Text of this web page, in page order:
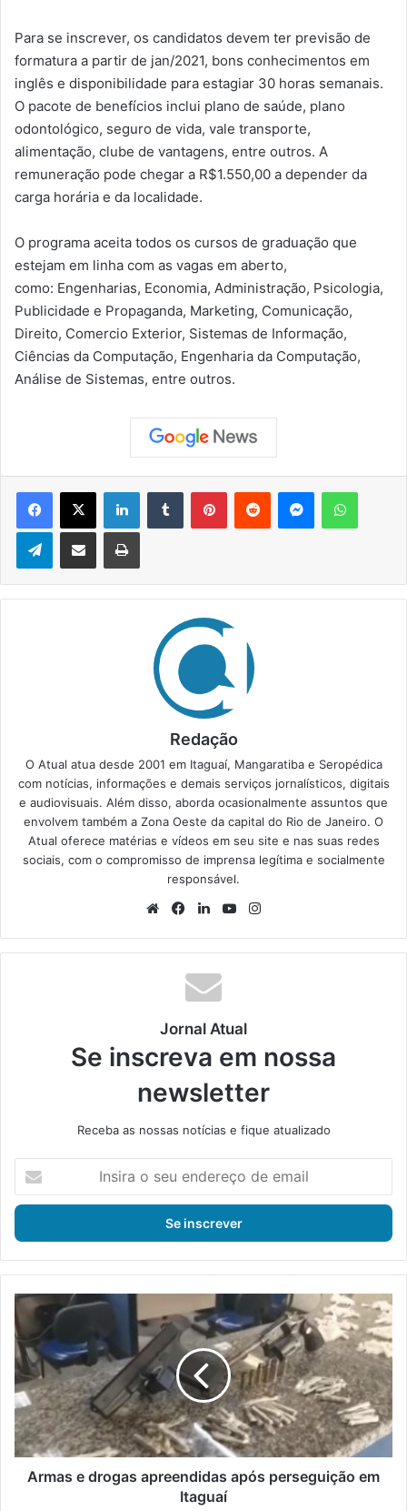
Para se inscrever, os candidatos devem ter previsão de
formatura a partir de jan/2021, bons conhecimentos em
inglês e disponibilidade para estagiar 30 horas semanais.
O pacote de benefícios inclui plano de saúde, plano
odontológico, seguro de vida, vale transporte,
alimentação, clube de vantagens, entre outros. A
remuneração pode chegar a R$1.550,00 a depender da
carga horária e da localidade.
O programa aceita todos os cursos de graduação que
estejam em linha com as vagas em aberto,
como: Engenharias, Economia, Administração, Psicologia,
Publicidade e Propaganda, Marketing, Comunicação,
Direito, Comercio Exterior, Sistemas de Informação,
Ciências da Computação, Engenharia da Computação,
Análise de Sistemas, entre outros.
Telegram
Redação
O Atual atua desde 2001 em Itaguaí, Mangaratiba e Seropédica
com notícias, informações e demais serviços jornalísticos, digitais
e audiovisuais. Além disso, aborda ocasionalmente assuntos que
envolvem também a Zona Oeste da capital do Rio de Janeiro. O
Atual oferece matérias e vídeos em seu site e nas suas redes
sociais, com o compromisso de imprensa legítima e socialmente
responsável.
We
te
Fa
bo
ok
Lin
din
Yo
ub
ra
Jornal Atual
Se inscreva em nossa
newsletter
Receba as nossas notícias e fique atualizado
s
r
a
s
e
u
e
n
d
e
r
e
A
r
m
a
s
e
d
r
o
Armas e drogas apreendidas após perseguição em
Itaguaí